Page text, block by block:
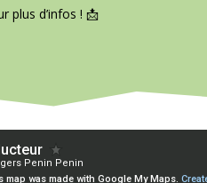
plus d’infos ! 📩